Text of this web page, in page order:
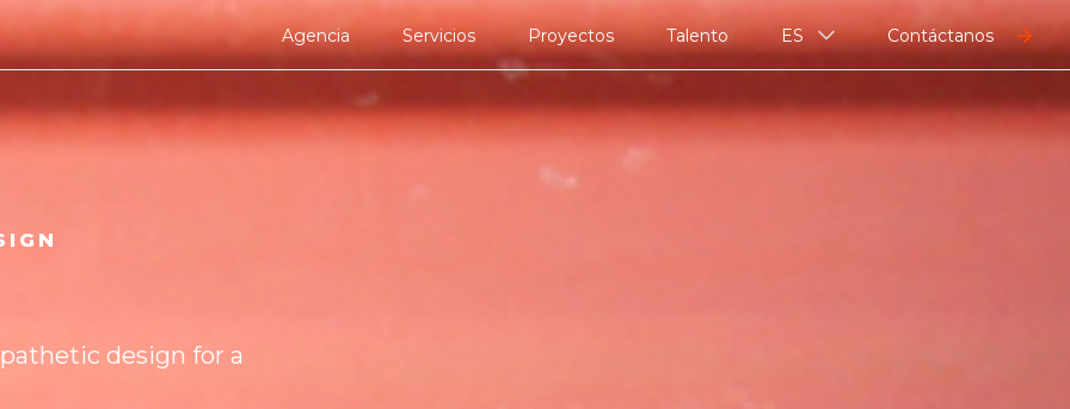
Agencia Servicios Proyectos Talento ES Contáctanos
design for a